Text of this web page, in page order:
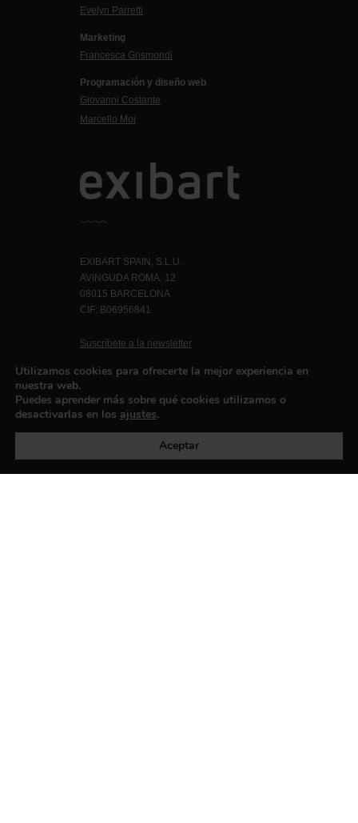
Evelyn Parretti
Marketing
Francesca Grismondi
Programación y diseño web
Giovanni Costante
Marcello Moi
EXIBART SPAIN, S.L.U.
AVINGUDA ROMA, 12
08015 BARCELONA
CIF: B06956841
Suscríbete a la newsletter
Política de privacidad
Utilizamos cookies para ofrecerte la mejor experiencia en
nuestra web.
Puedes aprender más sobre qué cookies utilizamos o
desactivarlas en los ajustes.
Aceptar